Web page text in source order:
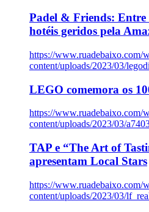
Padel & Friends: Entre
hotéis geridos pela
https://www.ruadebaixo.com/
content/uploads/2023/03/
LEGO comemora os
https://www.ruadebaixo.com/
content/uploads/2023/03/
TAP e “The Art of
apresentam Local Stars
https://www.ruadebaixo.com/
content/uploads/2023/03/